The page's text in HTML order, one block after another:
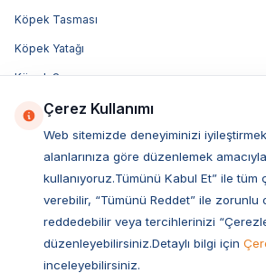
Köpek Tasması
Köpek Yatağı
Köpek Şampuanı
Bosch Köpek Maması
Felicia Köpek Maması
Advance Köpek Maması
Luis Köpek Maması
Obivan Köpek Maması
Bozita Köpek Maması
Çerez Kullanımı
Web sitemizde deneyiminizi
alanlarınıza göre düzenlemek
kullanıyoruz.Tümünü Kabul Et” ile
verebilir, “Tümünü Reddet” ile zorunlu
reddedebilir veya tercihlerinizi
düzenleyebilirsiniz.Detaylı bilgi için
inceleyebilirsiniz.